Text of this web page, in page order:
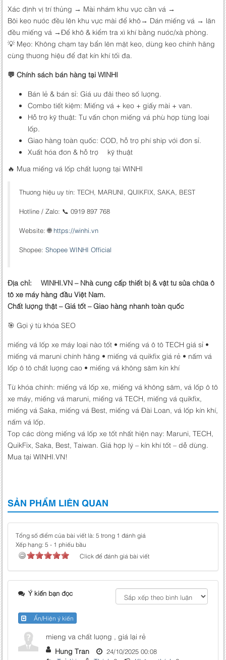
Xác định vị trí thủng → Mài nhám khu vực cần vá →
Bôi keo nước đều lên khu vực mài để khô→ Dán miếng vá → lăn
đều miếng vá →Để khô & kiểm tra xì khí bằng nước/xà phòng.
💡 Mẹo: Không chạm tay bẩn lên mặt keo, dùng keo chính hãng
cùng thương hiệu để đạt kín khí tối đa.
💬 Chính sách bán hàng tại WINHI
Bán lẻ & bán sỉ: Giá ưu đãi theo số lượng.
Combo tiết kiệm: Miếng vá + keo + giấy mài + van.
Hỗ trợ kỹ thuật: Tư vấn chọn miếng vá phù hợp từng loại
lốp.
Giao hàng toàn quốc: COD, hỗ trợ phí ship với đơn sỉ.
Xuất hóa đơn & hỗ trợ kỹ thuật
🔥 Mua miếng vá lốp chất lượng tại WINHI
Thương hiệu uy tín: TECH, MARUNI, QUIKFIX, SAKA, BEST
Hotline / Zalo: 📞 0919 897 768
Website: 🌐 https://winhi.vn
Shopee: Shopee WINHI Official
Địa chỉ: WINHI.VN – Nhà cung cấp thiết bị & vật tư sửa chữa ô
tô xe máy hàng đầu Việt Nam.
Chất lượng thật – Giá tốt – Giao hàng nhanh toàn quốc
🎯 Gợi ý từ khóa SEO
miếng vá lốp xe máy loại nào tốt • miếng vá ô tô TECH giá sỉ •
miếng vá maruni chính hãng • miếng vá quikfix giá rẻ • nấm vá
lốp ô tô chất lượng cao • miếng vá không săm kín khí
Từ khóa chính: miếng vá lốp xe, miếng vá không săm, vá lốp ô tô
xe máy, miếng vá maruni, miếng vá TECH, miếng vá quikfix,
miếng vá Saka, miếng vá Best, miếng vá Đài Loan, vá lốp kín khí,
nấm vá lốp.
Top các dòng miếng vá lốp xe tốt nhất hiện nay: Maruni, TECH,
QuikFix, Saka, Best, Taiwan. Giá hợp lý – kín khí tốt – dễ dùng.
Mua tại WINHI.VN!
SẢN PHẨM LIÊN QUAN
Tổng số điểm của bài viết là: 5 trong 1 đánh giá
Xếp hạng: 5 - 1 phiếu bầu
Click để đánh giá bài viết
Ý kiến bạn đọc
Ẩn/Hiện ý kiến
mieng va chất lượng , giá lại rẻ
Hung Tran
24/10/2025 00:08